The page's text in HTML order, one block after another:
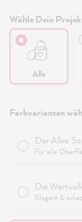
Wähle Dein
Alle
Farbvarianten
Der Alles
Für alle
Die
Elegant &